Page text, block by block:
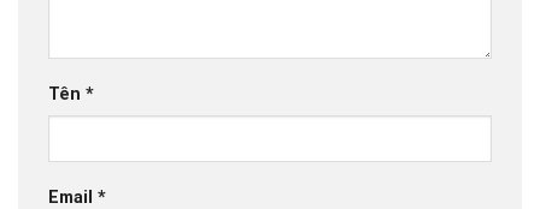
Tên *
Email *